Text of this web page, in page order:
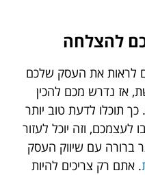
להצלחה
לראות את העסק שלכם
אז נדרש מכם להכין
תוכלו לדעת טוב יותר
וזה יוכל לעזור
ברורה עם שיווק העסק
. אתם רק צריכים להיות